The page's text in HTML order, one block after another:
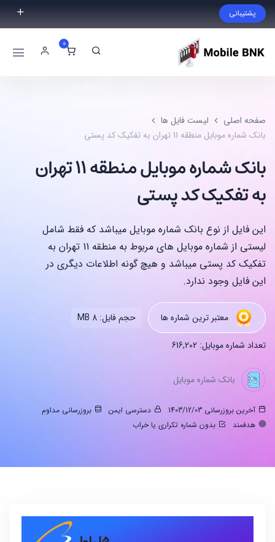
پشتیبانی
فایل مورد نظر خود را پیدا نکردید؟ با ما تماس بگیرید.
09999868721
0
صفحه اصلی
لیست فایل ها
بانک شماره موبایل منطقه 11 تهران به تفکیک کد پستی
بانک شماره موبایل منطقه 11 تهران
به تفکیک کد پستی
این فایل از نوع بانک شماره موبایل میباشد که فقط شامل
لیستی از شماره موبایل های مربوط به منطقه 11 تهران به
تفکیک کد پستی میباشد و هیچ گونه اطلاعات دیگری در
این فایل وجود ندارد.
معتبر ترین شماره ها حجم فایل: 8 MB
تعداد شماره موبایل: 616,202
بانک شماره موبایل
آخرین بروزرسانی 1403/12/03 دسترسی ایمن
بروزرسانی مداوم
هدفمند
بدون شماره تکراری یا خراب